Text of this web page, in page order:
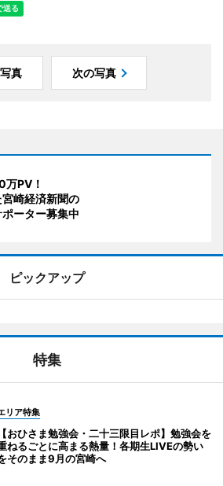
真 次の写真
万PV！
崎経済新聞の
ーター募集中
ピックアップ
特集
リア特集
【おひさま勉強会・二十三限目レポ】勉強会を
ねるごとに高まる熱量！各期生LIVEの勢い
そのまま9月の宮崎へ